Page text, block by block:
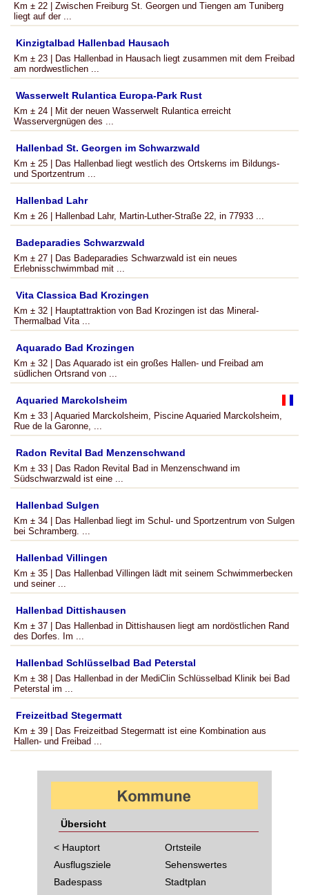
Km ± 22 | Zwischen Freiburg St. Georgen und Tiengen am Tuniberg
liegt auf der ...
Kinzigtalbad Hallenbad Hausach
Km ± 23 | Das Hallenbad in Hausach liegt zusammen mit dem Freibad
am nordwestlichen ...
Wasserwelt Rulantica Europa-Park Rust
Km ± 24 | Mit der neuen Wasserwelt Rulantica erreicht
Wasservergnügen des ...
Hallenbad St. Georgen im Schwarzwald
Km ± 25 | Das Hallenbad liegt westlich des Ortskerns im Bildungs-
und Sportzentrum ...
Hallenbad Lahr
Km ± 26 | Hallenbad Lahr, Martin-Luther-Straße 22, in 77933 ...
Badeparadies Schwarzwald
Km ± 27 | Das Badeparadies Schwarzwald ist ein neues
Erlebnisschwimmbad mit ...
Vita Classica Bad Krozingen
Km ± 32 | Hauptattraktion von Bad Krozingen ist das Mineral-
Thermalbad Vita ...
Aquarado Bad Krozingen
Km ± 32 | Das Aquarado ist ein großes Hallen- und Freibad am
südlichen Ortsrand von ...
Aquaried Marckolsheim
Km ± 33 | Aquaried Marckolsheim, Piscine Aquaried Marckolsheim,
Rue de la Garonne, ...
Radon Revital Bad Menzenschwand
Km ± 33 | Das Radon Revital Bad in Menzenschwand im
Südschwarzwald ist eine ...
Hallenbad Sulgen
Km ± 34 | Das Hallenbad liegt im Schul- und Sportzentrum von Sulgen
bei Schramberg. ...
Hallenbad Villingen
Km ± 35 | Das Hallenbad Villingen lädt mit seinem Schwimmerbecken
und seiner ...
Hallenbad Dittishausen
Km ± 37 | Das Hallenbad in Dittishausen liegt am nordöstlichen Rand
des Dorfes. Im ...
Hallenbad Schlüsselbad Bad Peterstal
Km ± 38 | Das Hallenbad in der MediClin Schlüsselbad Klinik bei Bad
Peterstal im ...
Freizeitbad Stegermatt
Km ± 39 | Das Freizeitbad Stegermatt ist eine Kombination aus
Hallen- und Freibad ...
Übersicht
< Hauptort
Ausflugsziele
Badespass
Ortsteile
Sehenswertes
Stadtplan